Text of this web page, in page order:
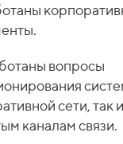
вопросы
сети, так
каналам связи.